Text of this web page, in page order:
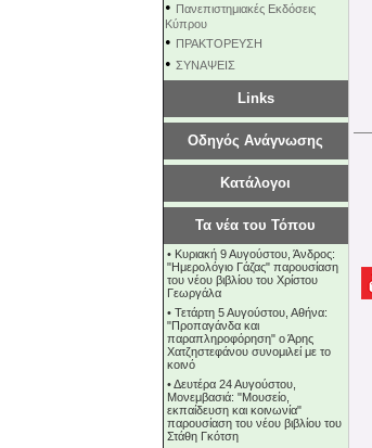
• Πανεπιστημιακές Εκδόσεις
Κύπρου
• ΠΡΑΚΤΟΡΕΥΣΗ
• ΣΥΝΑΨΕΙΣ
Links
Οδηγός Ανάγνωσης
Κατάλογοι
Τα νέα του Τόπου
• Κυριακή 9 Αυγούστου, Άνδρος:
"Ημερολόγιο Γάζας" παρουσίαση
του νέου βιβλίου του Χρίστου
Γεωργάλα
• Τετάρτη 5 Αυγούστου, Αθήνα:
"Προπαγάνδα και
παραπληροφόρηση" ο Άρης
Χατζηστεφάνου συνομιλεί με το
κοινό
•Δευτέρα 24 Αυγούστου,
Μονεμβασιά: "Μουσείο,
εκπαίδευση και κοινωνία"
παρουσίαση του νέου βιβλίου του
Στάθη Γκότση